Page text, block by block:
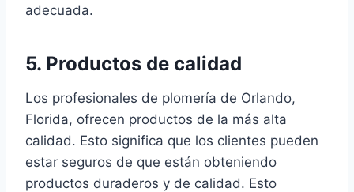
adecuada.
5. Productos de calidad
Los profesionales de plomería de Orlando,
Florida, ofrecen productos de la más alta
calidad. Esto significa que los clientes pueden
estar seguros de que están obteniendo
productos duraderos y de calidad. Esto